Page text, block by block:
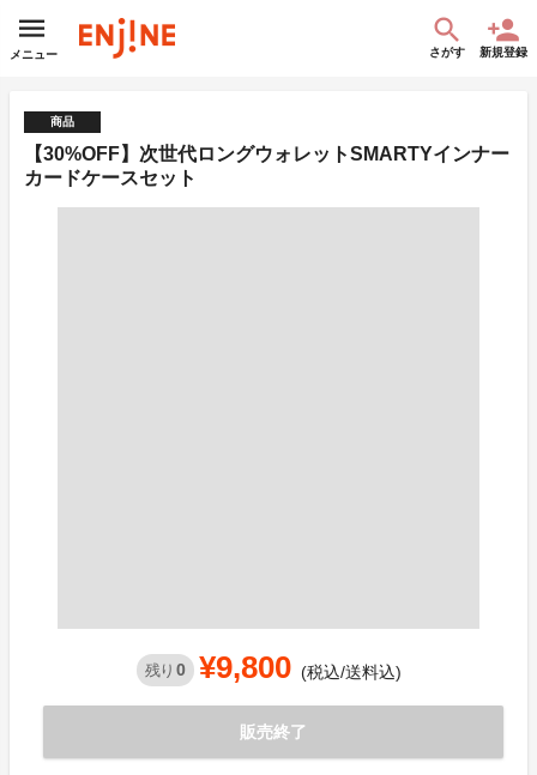
メニュー さがす 新規登録
商品
【30%OFF】次世代ロングウォレットSMARTYインナー
カードケースセット
残り 0 ¥9,800 (税込/送料込)
販売終了